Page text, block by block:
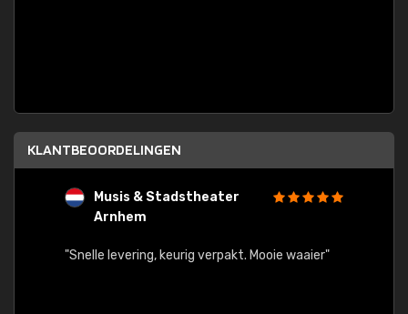
KLANTBEOORDELINGEN
Musis & Stadstheater
Arnhem
"Snelle levering, keurig verpakt. Mooie waaier"